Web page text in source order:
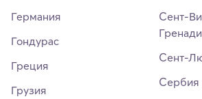
Германия
Гондурас
Греция
Грузия
Сент-
Сент-
Сербия